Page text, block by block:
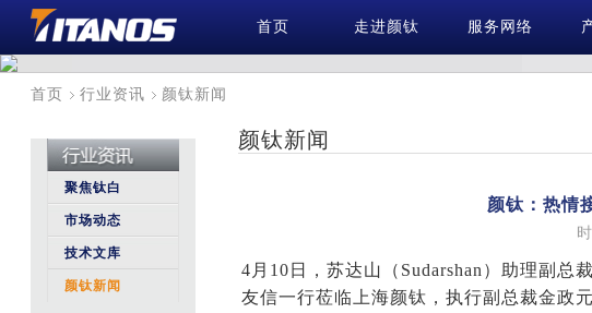
首页 走进颜钛 服务网络
首页 行业资讯 颜钛新闻
聚焦钛白
市场动态
技术文库
颜钛新闻
颜钛新闻
颜钛：热情
4月10日，苏达山（Sudarshan）助理副
友信一行莅临上海颜钛，执行副总裁金政